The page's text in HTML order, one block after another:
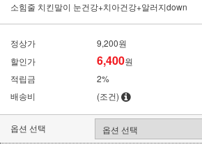
소힘줄 치킨말이 눈건강+치아건강+알러지down
정상가
9,200원
할인가
6,400원
적립금
2%
배송비
(조건)
옵션 선택